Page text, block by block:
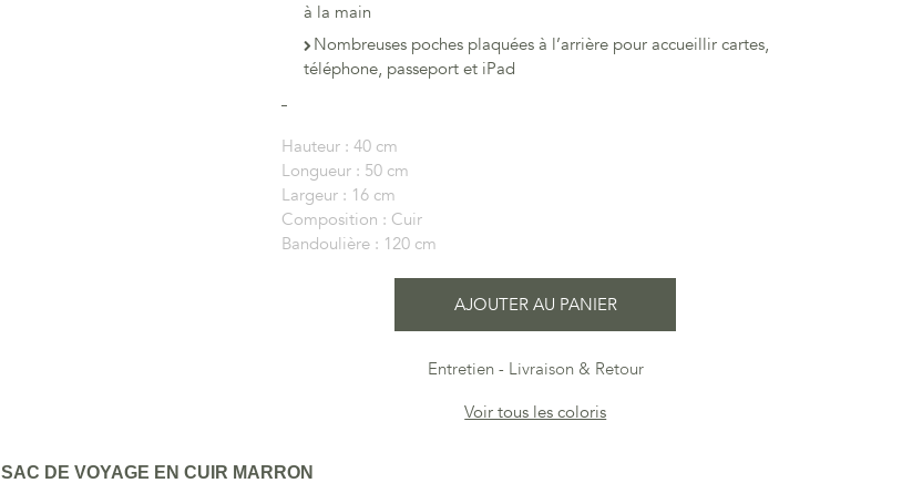
à la main
Nombreuses poches plaquées à l’arrière pour accueillir cartes,
téléphone, passeport et iPad
Hauteur :40 cm
Longueur : 50 cm
Largeur : 16 cm
Composition : Cuir
Bandoulière : 120 cm
AJOUTER AU PANIER
Entretien
Livraison & Retour
Voir tous les coloris
SAC DE VOYAGE EN CUIR MARRON